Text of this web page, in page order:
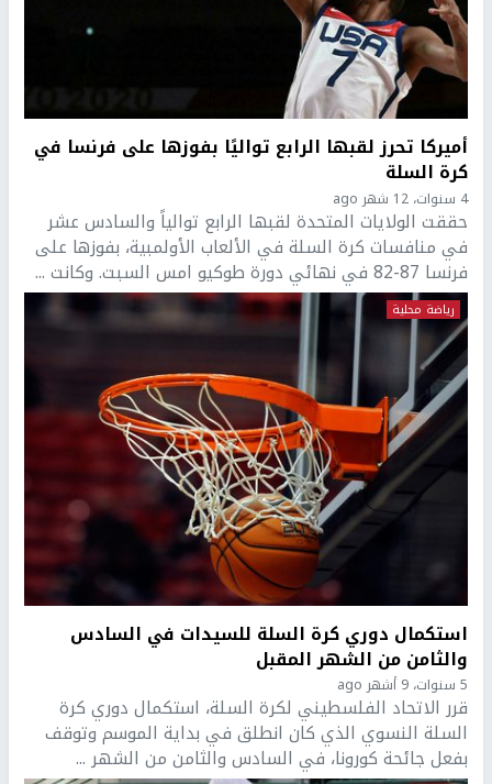
أميركا تحرز لقبها الرابع تواليًا بفوزها على فرنسا في
كرة السلة
4 سنوات، 12 شهر ago
حققت الولايات المتحدة لقبها الرابع توالياً والسادس عشر
في منافسات كرة السلة في الألعاب الأولمبية، بفوزها على
فرنسا 87-82 في نهائي دورة طوكيو امس السبت. وكانت ...
رياضة محلية
استكمال دوري كرة السلة للسيدات في السادس
والثامن من الشهر المقبل
5 سنوات، 9 أشهر ago
قرر الاتحاد الفلسطيني لكرة السلة، استكمال دوري كرة
السلة النسوي الذي كان انطلق في بداية الموسم وتوقف
بفعل جائحة كورونا، في السادس والثامن من الشهر ...